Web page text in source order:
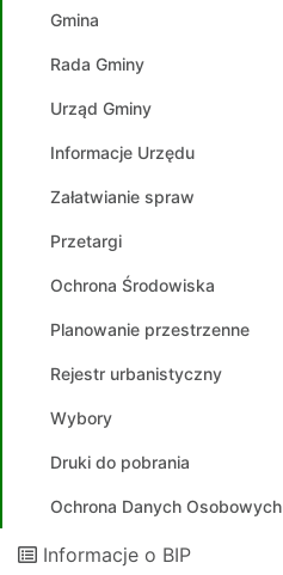
Gmina
Rada Gminy
Urząd Gminy
Informacje Urzędu
Załatwianie spraw
Przetargi
Ochrona Środowiska
Planowanie przestrzenne
Rejestr urbanistyczny
Wybory
Druki do pobrania
Ochrona Danych Osobowych
Informacje o BIP